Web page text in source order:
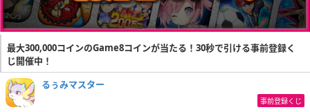
最大300,000コインのGame8コインが当たる！30秒で引ける事前登録く
じ開催中！
るぅみマスター
事前登録くじ